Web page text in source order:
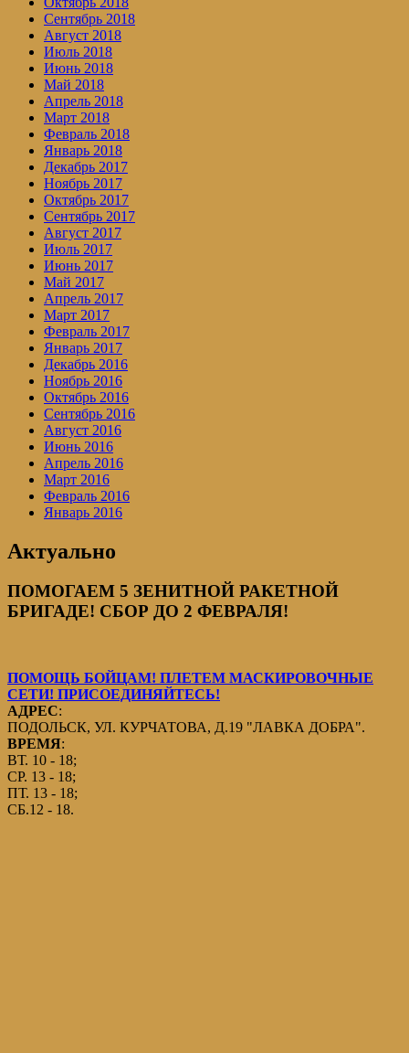
Сентябрь 2018
Август 2018
Июль 2018
Июнь 2018
Май 2018
Апрель 2018
Март 2018
Февраль 2018
Январь 2018
Декабрь 2017
Ноябрь 2017
Октябрь 2017
Сентябрь 2017
Август 2017
Июль 2017
Июнь 2017
Май 2017
Апрель 2017
Март 2017
Февраль 2017
Январь 2017
Декабрь 2016
Ноябрь 2016
Октябрь 2016
Сентябрь 2016
Август 2016
Июнь 2016
Апрель 2016
Март 2016
Февраль 2016
Январь 2016
Актуально
ПОМОГАЕМ 5 ЗЕНИТНОЙ РАКЕТНОЙ
БРИГАДЕ! СБОР ДО 2 ФЕВРАЛЯ!
ПОМОЩЬ БОЙЦАМ! ПЛЕТЕМ МАСКИРОВОЧНЫЕ
СЕТИ! ПРИСОЕДИНЯЙТЕСЬ!
АДРЕС:
ПОДОЛЬСК, УЛ. КУРЧАТОВА, Д.19 "ЛАВКА ДОБРА".
ВРЕМЯ:
ВТ. 10 - 18;
СР. 13 - 18;
ПТ. 13 - 18;
СБ.12 - 18.